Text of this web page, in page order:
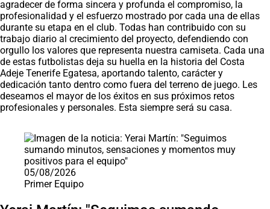
agradecer de forma sincera y profunda el compromiso, la
profesionalidad y el esfuerzo mostrado por cada una de ellas
durante su etapa en el club. Todas han contribuido con su
trabajo diario al crecimiento del proyecto, defendiendo con
orgullo los valores que representa nuestra camiseta. Cada una
de estas futbolistas deja su huella en la historia del Costa
Adeje Tenerife Egatesa, aportando talento, carácter y
dedicación tanto dentro como fuera del terreno de juego. Les
deseamos el mayor de los éxitos en sus próximos retos
profesionales y personales. Esta siempre será su casa.
05/08/2026
Primer Equipo